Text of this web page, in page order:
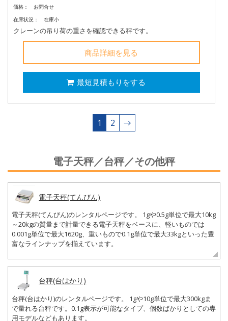
価格：
お問合せ
在庫状況：
在庫小
クレーンの吊り荷の重さを確認できる秤です。
商品詳細を見る
最短見積もりをする
1 2 →
電子天秤／台秤／その他秤
電子天秤(てんびん)
電子天秤(てんびん)のレンタルページです。 1gや0.5g単位で最大10kg
～20kgの質量まで計量できる電子天秤をベースに、軽いものでは
0.001g単位で最大1620g、重いもので0.1g単位で最大33kgといった豊
富なラインナップを揃えています。
台秤(台はかり)
台秤(台はかり)のレンタルページです。 1gや10g単位で最大300kgま
で量れる台秤です。0.1g表示が可能なタイプ、個数ばかりとしての専
用モデルなどもあります。